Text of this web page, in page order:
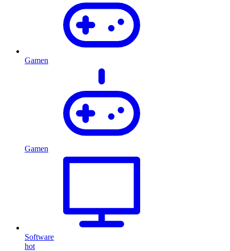
Gamen
Gamen
Software
hot